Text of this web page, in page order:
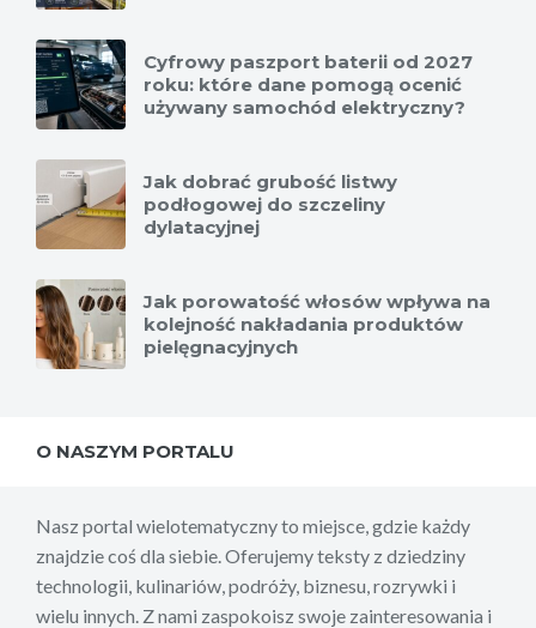
Cyfrowy paszport baterii od 2027
roku: które dane pomogą ocenić
używany samochód elektryczny?
Jak dobrać grubość listwy
podłogowej do szczeliny
dylatacyjnej
Jak porowatość włosów wpływa na
kolejność nakładania produktów
pielęgnacyjnych
O NASZYM PORTALU
Nasz portal wielotematyczny to miejsce, gdzie każdy
znajdzie coś dla siebie. Oferujemy teksty z dziedziny
technologii, kulinariów, podróży, biznesu, rozrywki i
wielu innych. Z nami zaspokoisz swoje zainteresowania i